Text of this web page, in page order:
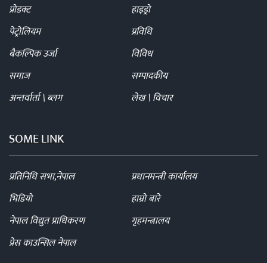
प्रोडक्ट
हाइड्रो
पेट्रोलियम
प्रविधि
बैकल्पिक उर्जा
विविध
समाज
सम्पादकीय
अन्तर्वार्ता \ ब्लग
लेख \ विचार
SOME LINK
प्रतिनिधि सभा,नेपाल
प्रधानमन्त्री कार्यालय
भिडियो
हाम्रो बारे
नेपाल विद्युत प्राधिकरण
गृहमन्त्रालय
प्रेस काउन्सिल नेपाल